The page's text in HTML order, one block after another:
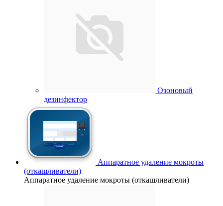
Озоновый
дезинфектор
Аппаратное удаление мокроты
(откашливатели)
Аппаратное удаление мокроты (откашливатели)